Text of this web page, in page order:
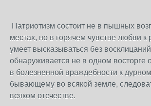
Патриотизм состоит не в пышных
местах, но в горячем чувстве любви к
умеет высказываться без
обнаруживается не в одном восторге
в болезненной враждебности к
бывающему во всякой земле,
всяком отечестве.